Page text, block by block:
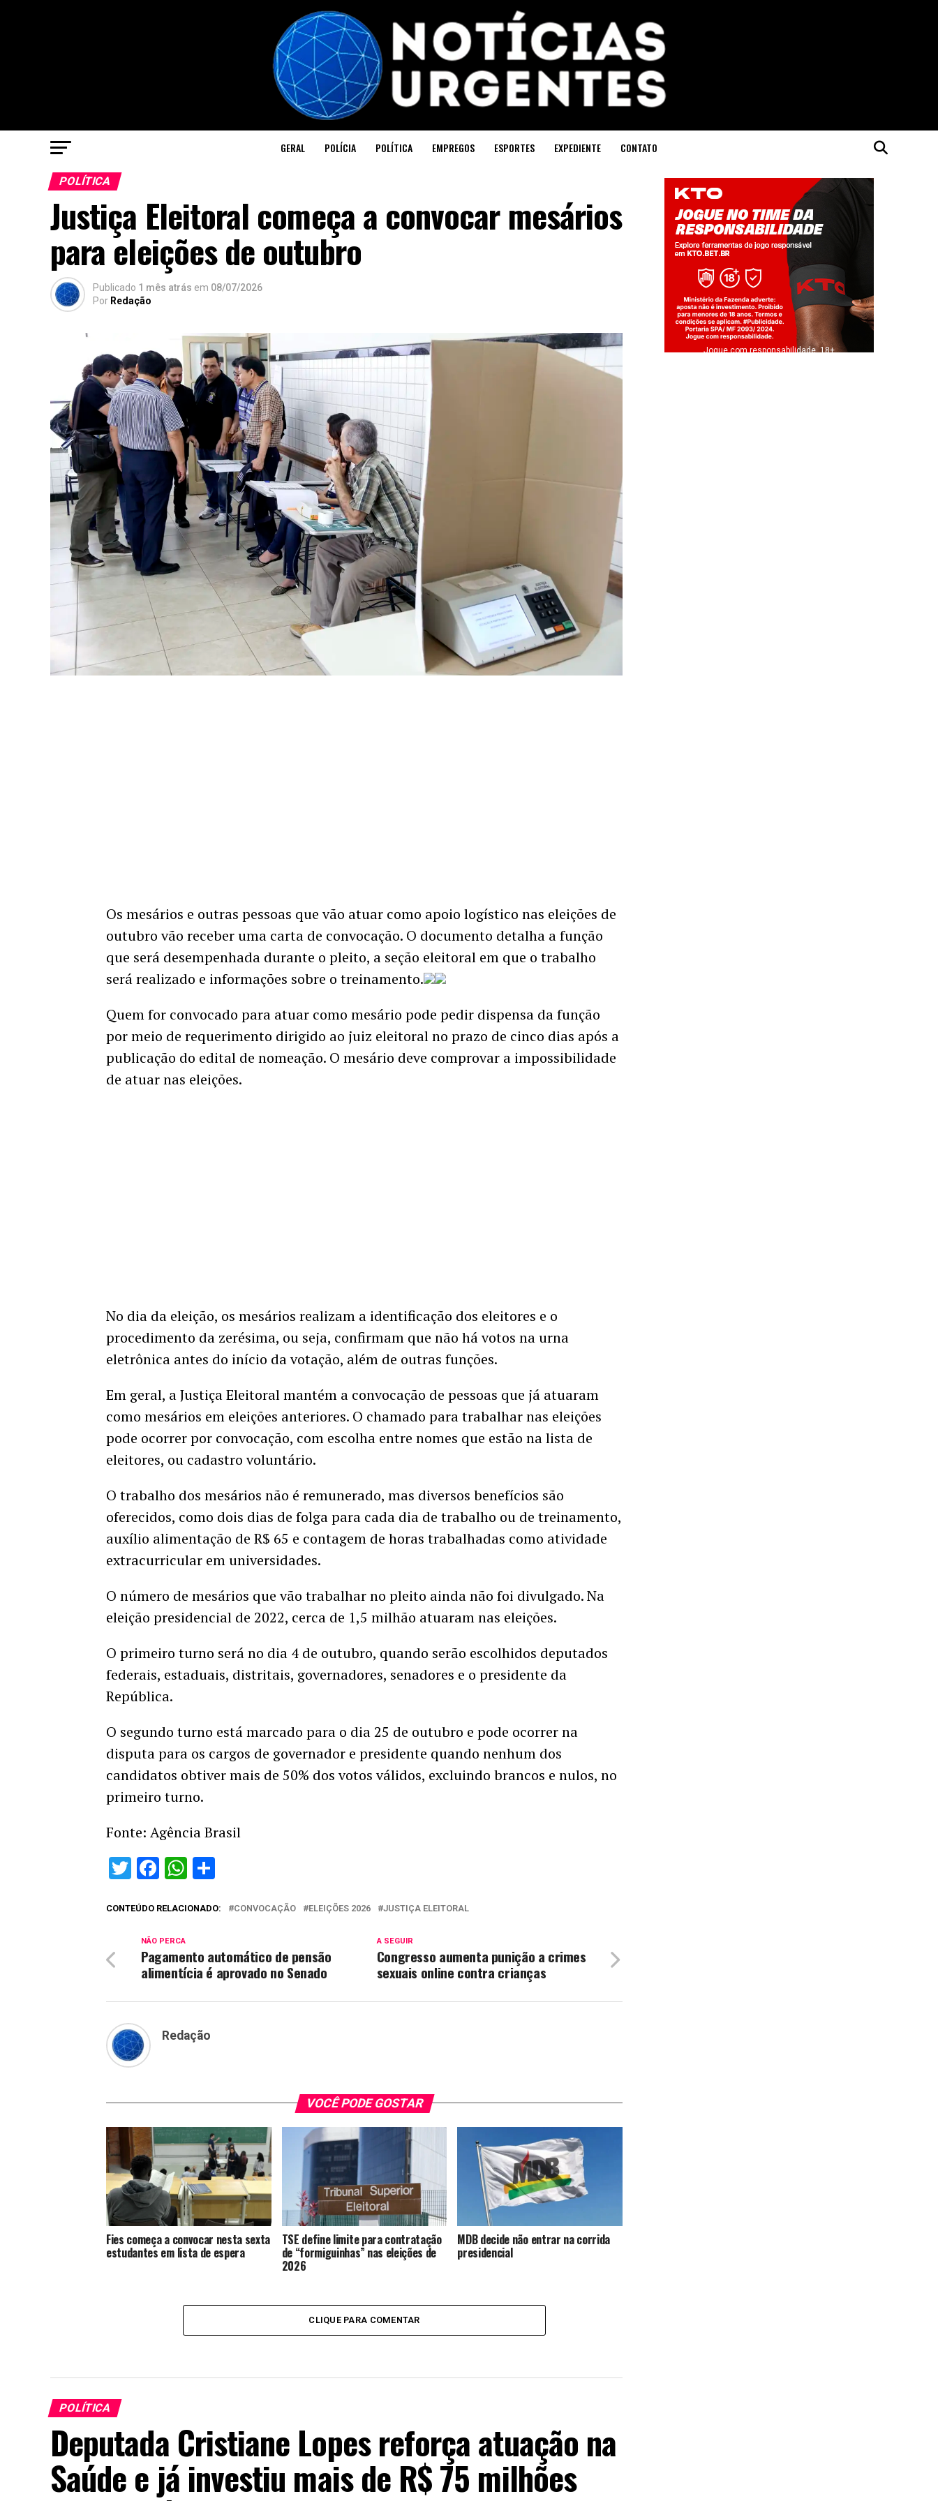
GERAL POLÍCIA POLÍTICA EMPREGOS ESPORTES EXPEDIENTE CONTATO
POLÍTICA
Justiça Eleitoral começa a convocar mesários
para eleições de outubro
Publicado 1 mês atrás em 08/07/2026
Por Redação
Os mesários e outras pessoas que vão atuar como apoio logístico nas eleições de
outubro vão receber uma carta de convocação. O documento detalha a função
que será desempenhada durante o pleito, a seção eleitoral em que o trabalho
será realizado e informações sobre o treinamento.
Quem for convocado para atuar como mesário pode pedir dispensa da função
por meio de requerimento dirigido ao juiz eleitoral no prazo de cinco dias após a
publicação do edital de nomeação. O mesário deve comprovar a impossibilidade
de atuar nas eleições.
No dia da eleição, os mesários realizam a identificação dos eleitores e o
procedimento da zerésima, ou seja, confirmam que não há votos na urna
eletrônica antes do início da votação, além de outras funções.
Em geral, a Justiça Eleitoral mantém a convocação de pessoas que já atuaram
como mesários em eleições anteriores. O chamado para trabalhar nas eleições
pode ocorrer por convocação, com escolha entre nomes que estão na lista de
eleitores, ou cadastro voluntário.
O trabalho dos mesários não é remunerado, mas diversos benefícios são
oferecidos, como dois dias de folga para cada dia de trabalho ou de treinamento,
auxílio alimentação de R$ 65 e contagem de horas trabalhadas como atividade
extracurricular em universidades.
O número de mesários que vão trabalhar no pleito ainda não foi divulgado. Na
eleição presidencial de 2022, cerca de 1,5 milhão atuaram nas eleições.
O primeiro turno será no dia 4 de outubro, quando serão escolhidos deputados
federais, estaduais, distritais, governadores, senadores e o presidente da
República.
O segundo turno está marcado para o dia 25 de outubro e pode ocorrer na
disputa para os cargos de governador e presidente quando nenhum dos
candidatos obtiver mais de 50% dos votos válidos, excluindo brancos e nulos, no
primeiro turno.
Fonte: Agência Brasil
Twitter
Facebook
WhatsApp
CONTEÚDO RELACIONADO: CONVOCAÇÃO ELEIÇÕES 2026 JUSTIÇA ELEITORAL
A SEGUIR
Congresso aumenta punição a crimes
sexuais online contra crianças
NÃO PERCA
Pagamento automático de pensão
alimentícia é aprovado no Senado
Redação
VOCÊ PODE GOSTAR
Fies começa a convocar nesta sexta
estudantes em lista de espera
TSE define limite para contratação
de “formiguinhas” nas eleições de
2026
MDB decide não entrar na corrida
presidencial
CLIQUE PARA COMENTAR
POLÍTICA
Deputada Cristiane Lopes reforça atuação na
Saúde e já investiu mais de R$ 75 milhões
Jogue com responsabilidade. 18+